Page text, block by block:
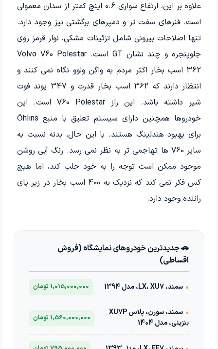
علاوه بر این، ارتفاع سواری 0.6 اینچ کمتر از سدان معمولی
است. فنرهای سفت تر و دمپرهای برگشتی نیز وجود دارد.
تنها اصلاحات بیرونی شامل تزئینات مشکی، نوار قرمز روی
جلوپنجره و چند نشان GT است. Volvo V60 Polestar
362 اسب بخار اکثر مردم به واگن ولوو نگاه نمی کنند و
انتظار دارند که 362 اسب بخار قدرت و 347 پوند فوت
شیر ​​داشته باشد. این راز V60 Polestar است. این
خودروها همچنین دارای سیستم تعلیق با منبع Öhlins
برای بهبود هندلینگ هستند. با این حال، بدنه نسبت به
سایر V60 ها تهاجمی تر به نظر نمی رسد. رنگ آبی روشن
موجود ممکن است توجه را به خود جلب کند، اما هیچ
کس فکر نمی کند که نزدیک به 400 اسب بخار در زیر پای
راننده وجود دارد.
🚗 جدیدترین خودروهای نمایشگاه (فروش
اقساطی)
• سمند، LX، XU7، مدل 1394 1,015,000,000 تومان
•
سمند، سورن، پلاس XU7P
بنزینی، مدل 1404
1,560,000,000 تومان